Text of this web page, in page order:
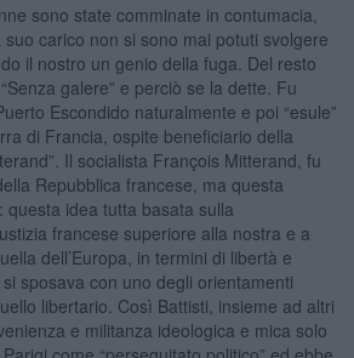
sono state comminate in contumacia,
carico non si sono mai potuti svolgere
il nostro un genio della fuga. Del resto
galere” e perciò se la dette. Fu
Escondido naturalmente e poi “esule”
di Francia, ospite beneficiario della
Il socialista François Mitterand, fu
Repubblica francese, ma questa
questa idea tutta basata sulla
francese superiore alla nostra e a
dell’Europa, in termini di libertà e
sposava con uno degli orientamenti
libertario. Così Battisti, insieme ad altri
e militanza ideologica e mica solo